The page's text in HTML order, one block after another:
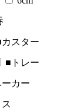
カスター
■トレー
カー